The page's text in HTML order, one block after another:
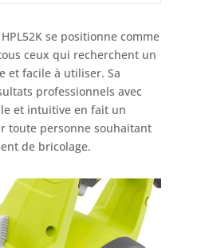
se positionne comme
ceux qui recherchent un
et facile à utiliser. Sa
professionnels avec
et intuitive en fait un
toute personne souhaitant
de bricolage.